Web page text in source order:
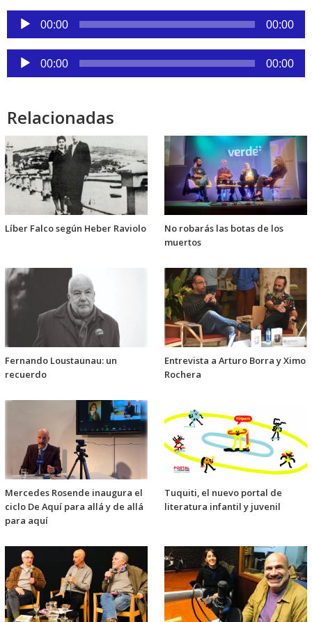
Reproductor
de
audio
00:00 00:00
Reproductor
de
00:00 00:00
Relacionadas
Líber Falco según Heber Raviolo
No robarás las botas de los
muertos
Fernando Loustaunau: un
recuerdo
Entrevista a Arturo Borra y Ximo
Rochera
Mercedes Rosende inaugura el
ciclo De Aquí para allá y de allá
para aquí
Tuquiti, el nuevo portal de
literatura infantil y juvenil